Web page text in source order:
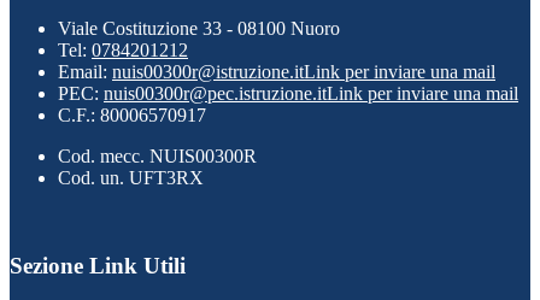
Viale Costituzione 33 - 08100 Nuoro
Tel: 0784201212
Email: nuis00300r@istruzione.itLink per inviare una mail
PEC: nuis00300r@pec.istruzione.itLink per inviare una mail
C.F.: 80006570917
Cod. mecc. NUIS00300R
Cod. un. UFT3RX
Sezione Link Utili